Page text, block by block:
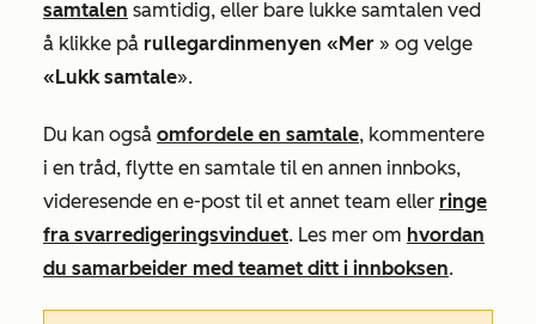
samtalen samtidig, eller bare lukke samtalen ved
å klikke på rullegardinmenyen «Mer » og velge
«Lukk samtale».
Du kan også omfordele en samtale, kommentere
i en tråd, flytte en samtale til en annen innboks,
videresende en e-post til et annet team eller ringe
fra svarredigeringsvinduet. Les mer om hvordan
du samarbeider med teamet ditt i innboksen.